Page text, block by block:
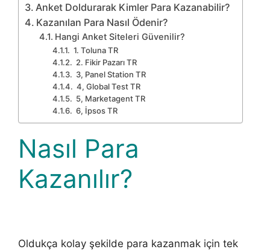
Anket Doldurarak Kimler Para Kazanabilir?
Kazanılan Para Nasıl Ödenir?
Hangi Anket Siteleri Güvenilir?
1. Toluna TR
2. Fikir Pazarı TR
3, Panel Station TR
4, Global Test TR
5, Marketagent TR
6, İpsos TR
Nasıl Para
Kazanılır?
Oldukça kolay şekilde para kazanmak için tek